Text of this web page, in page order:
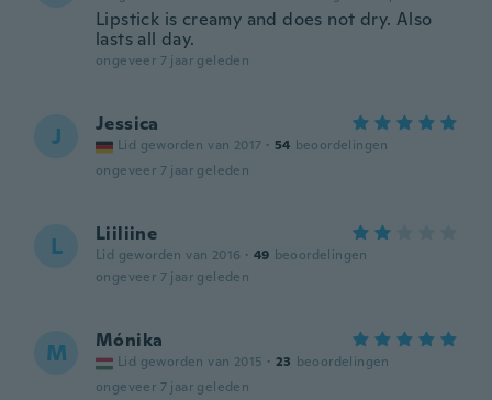
Lipstick is creamy and does not dry. Also
lasts all day.
ongeveer 7 jaar geleden
J Jessica
Lid geworden van 2017 · 54 beoordelingen
ongeveer 7 jaar geleden
L Liiliine
Lid geworden van 2016 · 49 beoordelingen
ongeveer 7 jaar geleden
M Mónika
Lid geworden van 2015 · 23 beoordelingen
ongeveer 7 jaar geleden